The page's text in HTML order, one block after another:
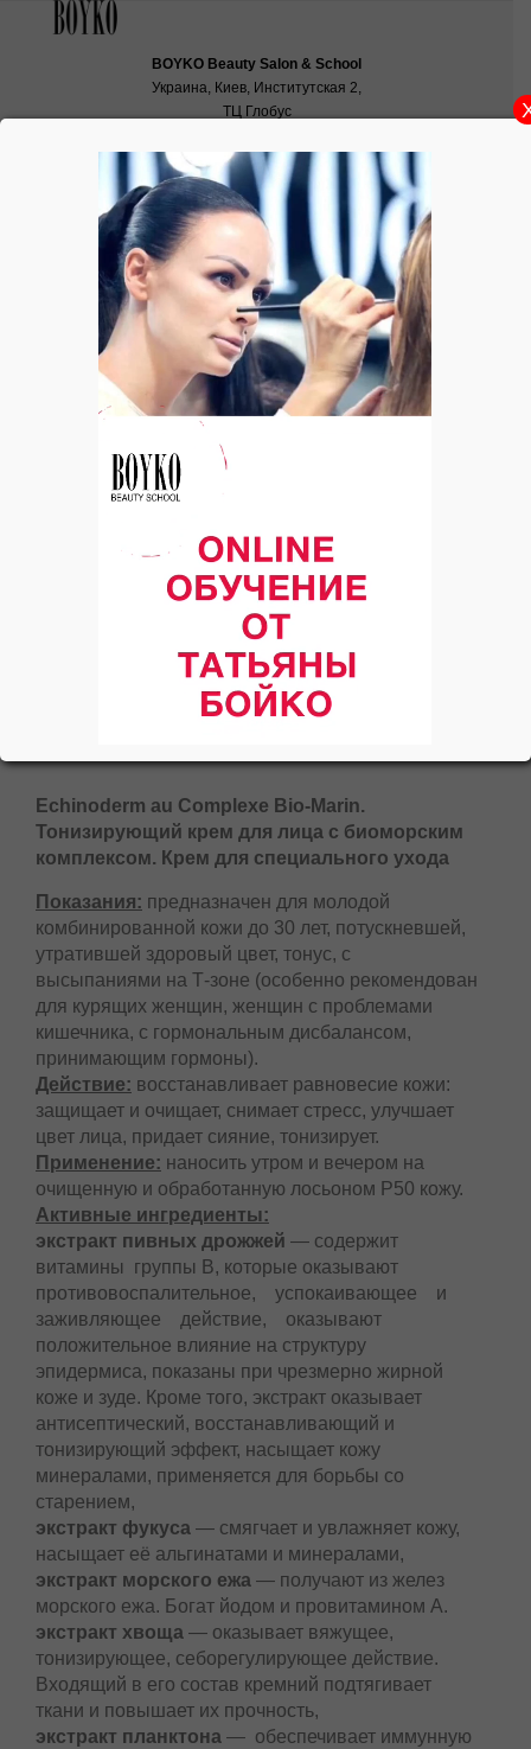
BOYKO Beauty Salon & School
Украина, Киев, Институтская 2,
ТЦ Глобус
УХОД. КРЕМ. Crеme Echinoderm au
Complexe Bio-Marin
Echinoderm au Complexe Bio-Marin.
Тонизирующий крем для лица с биоморским
комплексом. Крем для специального ухода
Показания: предназначен для молодой
комбинированной кожи до 30 лет, потускневшей,
утратившей здоровый цвет, тонус, с
высыпаниями на Т-зоне (особенно рекомендован
для курящих женщин, женщин с проблемами
кишечника, с гормональным дисбалансом,
принимающим гормоны).
Действие: восстанавливает равновесие кожи:
защищает и очищает, снимает стресс, улучшает
цвет лица, придает сияние, тонизирует.
Применение: наносить утром и вечером на
очищенную и обработанную лосьоном Р50 кожу.
Активные ингредиенты:
экстракт пивных дрожжей — содержит
витамины группы В, которые оказывают
противовоспалительное, успокаивающее и
заживляющее действие, оказывают
положительное влияние на структуру
эпидермиса, показаны при чрезмерно жирной
коже и зуде. Кроме того, экстракт оказывает
антисептический, восстанавливающий и
тонизирующий эффект, насыщает кожу
минералами, применяется для борьбы со
старением,
экстракт фукуса — смягчает и увлажняет кожу,
насыщает её альгинатами и минералами,
экстракт морского ежа — получают из желез
морского ежа. Богат йодом и провитамином А.
экстракт хвоща — оказывает вяжущее,
тонизирующее, себорегулирующее действие.
Входящий в его состав кремний подтягивает
ткани и повышает их прочность,
экстракт планктона — обеспечивает иммунную